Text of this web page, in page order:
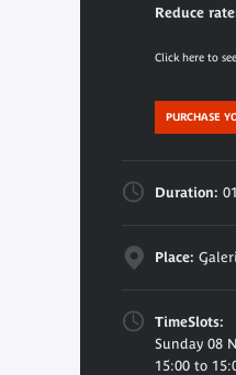
Reduce
Click here to
PURCHASE
Duration:
Place:
TimeSlots:
Sunday 08
15:00 to